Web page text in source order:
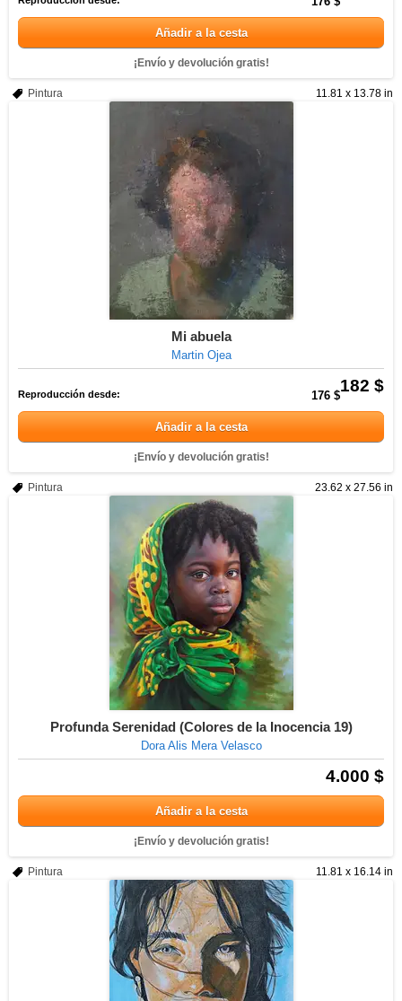
Añadir a la cesta
¡Envío y devolución gratis!
11.81 x 13.78 in
Pintura
Mi abuela
Martin Ojea
182 $
Reproducción desde: 176 $
Añadir a la cesta
¡Envío y devolución gratis!
23.62 x 27.56 in
Pintura
Profunda Serenidad (Colores de la Inocencia 19)
Dora Alis Mera Velasco
4.000 $
Añadir a la cesta
¡Envío y devolución gratis!
11.81 x 16.14 in
Pintura